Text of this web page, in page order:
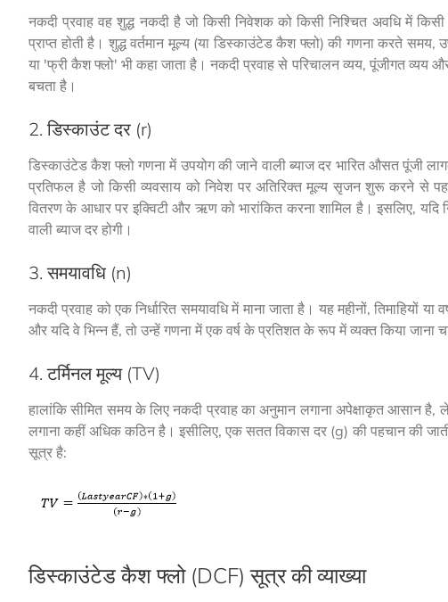
नकदी प्रवाह वह शुद्ध नकदी है जो किसी निवेशक को किसी निश्चित अवधि में
प्राप्त होती है। शुद्ध वर्तमान मूल्य (या डिस्काउंटेड कैश फ्लो) की गणना करते
या 'फ्री कैश फ्लो' भी कहा जाता है। नकदी प्रवाह से परिचालन व्यय, पूंजीगत व्यय
बचता है।
2. डिस्काउंट दर (r)
डिस्काउंटेड कैश फ्लो गणना में उपयोग की जाने वाली ब्याज दर भारित औसत पूंजी
प्रतिफल है जो किसी व्यवसाय को निवेश पर अतिरिक्त मूल्य सृजन शुरू करने से
वितरण के आधार पर इक्विटी और ऋण को भारांकित करना शामिल है। इसलिए, यदि
वाली ब्याज दर होगी।
3. समयावधि (n)
नकदी प्रवाह को एक निर्धारित समयावधि में माना जाता है। यह महीनों, तिमाहियों
और यदि वे भिन्न हैं, तो उन्हें गणना में एक वर्ष के प्रतिशत के रूप में व्यक्त किया जाना
4. टर्मिनल मूल्य (TV)
हालांकि सीमित समय के लिए नकदी प्रवाह का अनुमान लगाना अपेक्षाकृत आसान है,
लगाना कहीं अधिक कठिन है। इसीलिए, एक सतत विकास दर (g) की पहचान की
सूत्र है:
डिस्काउंटेड कैश फ्लो (DCF) सूत्र की व्याख्या